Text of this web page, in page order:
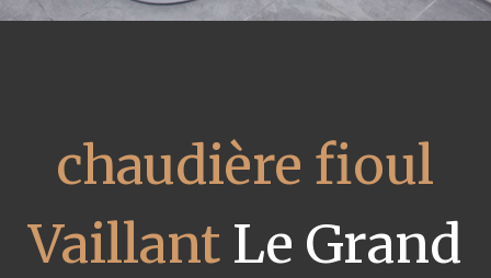
chaudière fioul
Vaillant Le Grand